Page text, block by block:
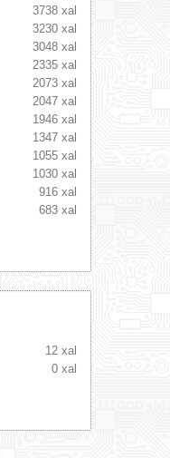
3738 xal
3230 xal
3048 xal
2335 xal
2073 xal
2047 xal
1946 xal
1347 xal
1055 xal
1030 xal
916 xal
683 xal
12 xal
0 xal